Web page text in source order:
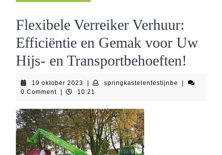
Flexibele Verreiker Verhuur:
Efficiëntie en Gemak voor Uw
Hijs- en Transportbehoeften!
19 oktober 2023 19
oktober
springkastelenfestijnbe
0 Comment
10:21